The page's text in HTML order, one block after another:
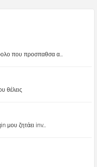
που προσπαθσα α...
θέλεις
μου ζητάει inv...